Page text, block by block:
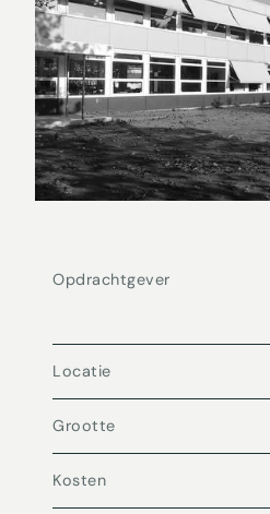
Opdrachtgever
Locatie
Grootte
Kosten